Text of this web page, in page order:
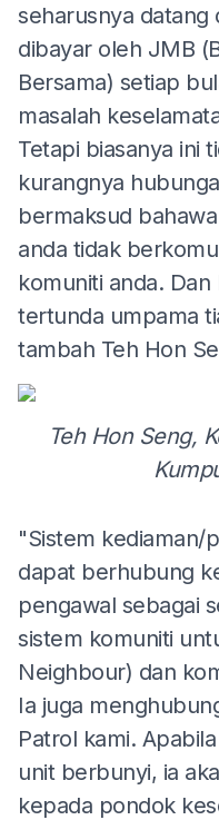
seharusnya datang
dibayar oleh JMB
Bersama) setiap
masalah
Tetapi biasanya ini
kurangnya
bermaksud
anda tidak
komuniti anda.
tertunda umpama
tambah Teh Hon
Teh Hon Seng,
"Sistem kediaman/
dapat berhubung
pengawal sebagai
sistem komuniti
Neighbour) dan
Ia juga
Patrol kami.
unit berbunyi, ia
kepada pondok